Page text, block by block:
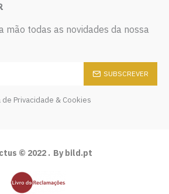
mão todas as novidades da nossa
SUBSCREVER
de Privacidade & Cookies
© 2022 . By bild.pt